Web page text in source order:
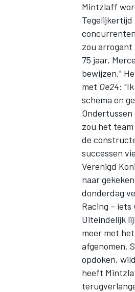
Mintzlaff
Tegelijkertijd
zou arrogant
75 jaar,
bewijzen."
met Oe24:
schema en
zou het
de
successen
Verenigd
naar
donderdag
Racing –
Uiteindelijk
meer met
afgenomen.
opdoken,
heeft